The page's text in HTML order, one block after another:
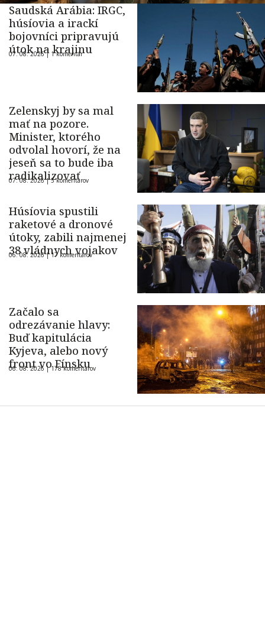
Saudská Arábia: IRGC,
húsíovia a irackí
bojovníci pripravujú
útok na krajinu
07. 08. 2026 | 1 komentár
Zelenskyj by sa mal
mať na pozore.
Minister, ktorého
odvolal hovorí, že na
jeseň sa to bude iba
radikalizovať
07. 08. 2026 |5 komentárov
Húsíovia spustili
raketové a dronové
útoky, zabili najmenej
38 vládnych vojakov
06. 08. 2026 |17 komentárov
Začalo sa
odrezávanie hlavy:
Buď kapitulácia
Kyjeva, alebo nový
front vo Fínsku
06. 08. 2026 |178 komentárov